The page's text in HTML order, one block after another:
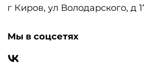
г Киров, ул Володарского, д
Мы в соцсетях